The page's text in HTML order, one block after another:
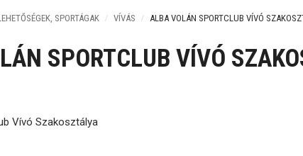
SPORTÁGAK VÍVÁS ALBA VOLÁN SPORTCLUB VÍVÓ
SPORTCLUB VÍVÓ
Vívó Szakosztálya